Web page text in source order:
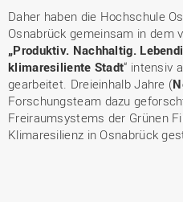
Daher haben die Hochschule
Osnabrück gemeinsam in dem
„Produktiv. Nachhaltig.
klimaresiliente Stadt“ intensiv
gearbeitet. Dreieinhalb Jahre (
Forschungsteam dazu
Freiraumsystems der Grünen
Klimaresilienz in Osnabrück